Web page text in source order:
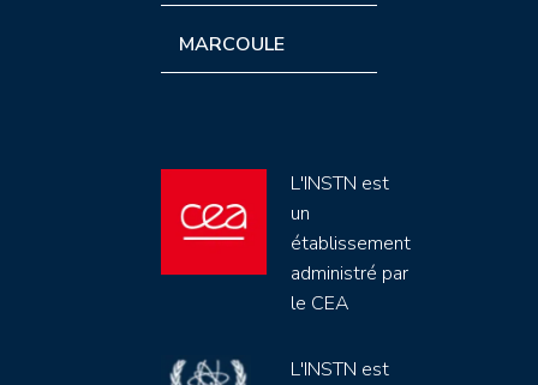
MARCOULE
L'INSTN est
un
établissement
administré par
le CEA
L'INSTN est